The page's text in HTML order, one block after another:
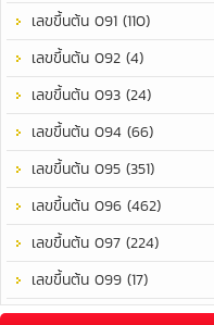
เลขขึ้นต้น 091 (110)
เลขขึ้นต้น 092 (4)
เลขขึ้นต้น 093 (24)
เลขขึ้นต้น 094 (66)
เลขขึ้นต้น 095 (351)
เลขขึ้นต้น 096 (462)
เลขขึ้นต้น 097 (224)
เลขขึ้นต้น 099 (17)